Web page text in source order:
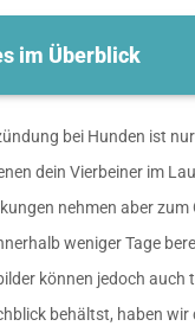
im Überblick
bei Hunden ist
dein Vierbeiner im
nehmen aber
weniger Tage
können jedoch auch
behältst, haben wir